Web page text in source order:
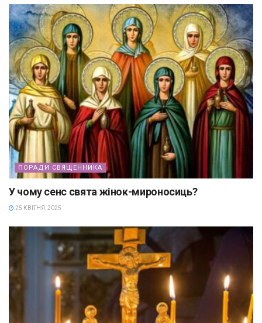
ПОРАДИ СВЯЩЕННИКА
У чому сенс свята жінок-мироносиць?
25 КВІТНЯ, 2025